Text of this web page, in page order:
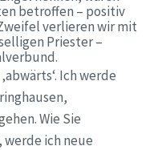
betroffen – positiv
verlieren wir mit
Priester –
Ich werde
Wie Sie
werde ich neue